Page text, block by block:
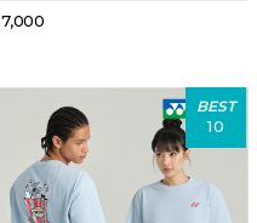
BEST
10